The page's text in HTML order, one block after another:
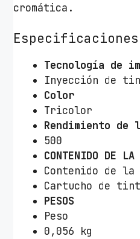
cromática.
Especificaciones
Tecnología de
Inyección de
Color
Tricolor
Rendimiento de
500
CONTENIDO DE LA
Contenido de la
Cartucho de
PESOS
Peso
0,056 kg